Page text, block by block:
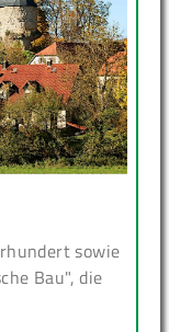
sowie
Bau", die